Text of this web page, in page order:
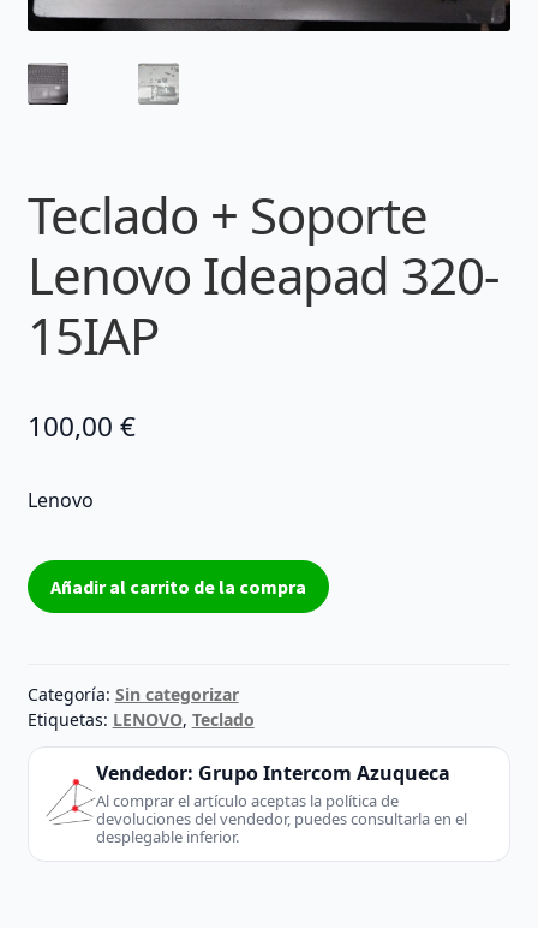
Teclado + Soporte
Lenovo Ideapad 320-
15IAP
100,00 €
Lenovo
Teclado
+
Ideapad
320-
15IAP
cantidad
Añadir al carrito de la compra
Categoría: Sin categorizar
Etiquetas: LENOVO, Teclado
Vendedor: Grupo Intercom Azuqueca
Al comprar el artículo aceptas la política de
devoluciones del vendedor, puedes consultarla en el
desplegable inferior.